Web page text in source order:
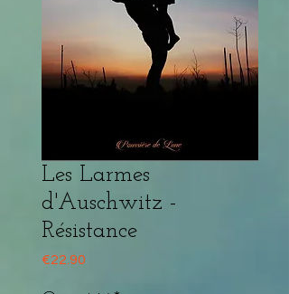
Les Larmes
d'Auschwitz -
Résistance
€22.90